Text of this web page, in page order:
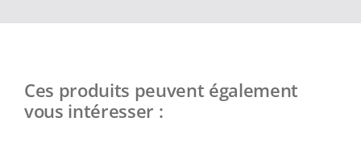
Ces produits peuvent également
vous intéresser :